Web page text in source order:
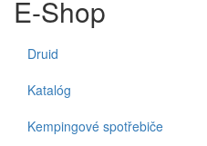
E-Shop
Druid
Katalóg
Kempingové spotřebiče